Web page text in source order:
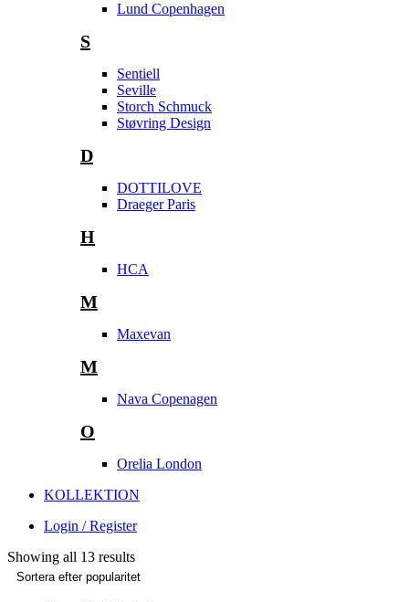
Lund Copenhagen
S
Sentiell
Seville
Storch Schmuck
Støvring Design
D
DOTTILOVE
Draeger Paris
H
HCA
M
Maxevan
M
Nava Copenagen
O
Orelia London
KOLLEKTION
Login / Register
Showing all 13 results